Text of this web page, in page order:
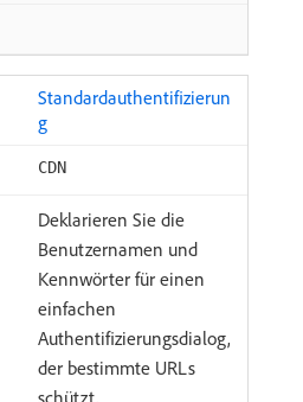
Standardauthentifizierun
g
CDN
Deklarieren Sie die
Benutzernamen und
Kennwörter für einen
einfachen
Authentifizierungsdialog,
der bestimmte URLs
schützt.